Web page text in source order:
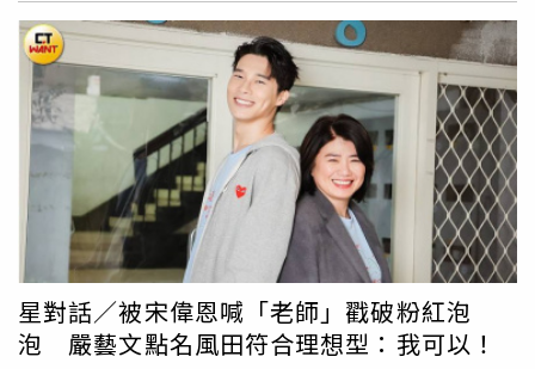
全選不出來，細數拜訪過的人們，包括獨自經營居酒屋的洪
大姐、在高校打拚追夢的少年國善和喬恩、希望牽線高知與
台灣觀光連結的怡芳、為在熊本就業生活的台灣人建立友好
網站「熊好台灣」的木庭小姐、猶記50年前台灣讀書回憶的
本田爸爸、
五島Lois、豪氣送房的醫生娘利井奶奶、25
歲買舊房自建的子涵、秘境單車導遊Will、親力親為的五島
觀光課的副課長磯沖先生、最後一天壓線抵達送行的橋本奶
奶、秋田的老少女劇團、小大人倫大和媽媽欣怡，每一位她
和鍾欣凌、嚴藝文都銘記在心，滿心的感謝和感動讓楊貴媚
表示足夠回憶好久。楊貴媚也透露近期與赴高知打棒球的國
善和喬恩在台灣聚餐，剛好兩個孩子回台灣過年，也將升上
大學，楊貴媚笑說自己是家長心態，看到孩子們成長感到欣
慰也有不捨，因為知道他們是扛下多少辛苦才有今天的成
星對話／被宋偉恩喊「老師」戳破粉紅泡
泡 嚴藝文點名風田符合理想型：我可以！